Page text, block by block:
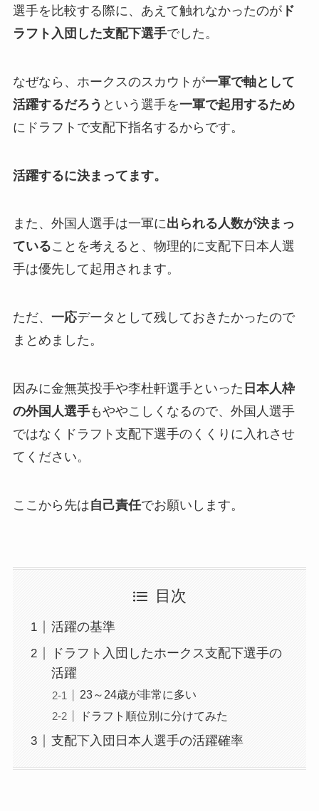
選手を比較する際に、あえて触れなかったのがド
ラフト入団した支配下選手でした。
なぜなら、ホークスのスカウトが一軍で軸として
活躍するだろう という選手を一軍で起用するため
にドラフトで支配下指名するからです。
活躍するに決まってます。
また、外国人選手は一軍に出られる人数が決まっ
ていることを考えると、物理的に支配下日本人選
手は優先して起用されます。
ただ、 一応データとして残しておきたかったので
まとめました。
因みに金無英投手や李杜軒選手といった 日本人枠
の外国人選手もややこしくなるので、外国人選手
ではなくドラフト支配下選手のくくりに入れさせ
てください。
ここから先は自己責任でお願いします。
目次
活躍の基準
ドラフト入団したホークス支配下選手の
活躍
23～24歳が非常に多い
ドラフト順位別に分けてみた
支配下入団日本人選手の活躍確率